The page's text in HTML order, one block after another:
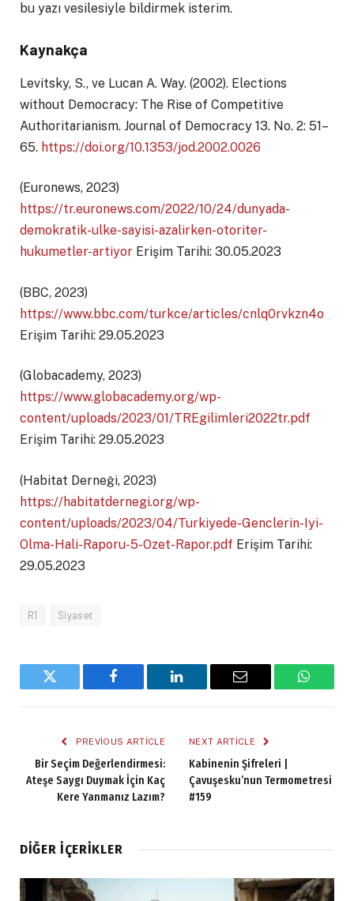
bu yazı vesilesiyle bildirmek isterim.
Kaynakça
Levitsky, S., ve Lucan A. Way. (2002). Elections
without Democracy: The Rise of Competitive
Authoritarianism. Journal of Democracy 13. No. 2: 51–
65. https://doi.org/10.1353/jod.2002.0026
(Euronews, 2023)
https://tr.euronews.com/2022/10/24/dunyada-
demokratik-ulke-sayisi-azalirken-otoriter-
hukumetler-artiyor Erişim Tarihi: 30.05.2023
(BBC, 2023)
https://www.bbc.com/turkce/articles/cnlq0rvkzn4o
Erişim Tarihi: 29.05.2023
(Globacademy, 2023)
https://www.globacademy.org/wp-
content/uploads/2023/01/TREgilimleri2022tr.pdf
Erişim Tarihi: 29.05.2023
(Habitat Derneği, 2023)
https://habitatdernegi.org/wp-
content/uploads/2023/04/Turkiyede-Genclerin-Iyi-
Olma-Hali-Raporu-5-Ozet-Rapor.pdf Erişim Tarihi:
29.05.2023
R1 Siyaset
Twitter Facebook LinkedIn Email
PREVIOUS ARTICLE
Bir Seçim Değerlendirmesi:
Ateşe Saygı Duymak İçin Kaç
Kere Yanmanız Lazım?
NEXT ARTICLE
Kabinenin Şifreleri |
Çavuşesku’nun Termometresi
#159
DIĞER İÇERIKLER